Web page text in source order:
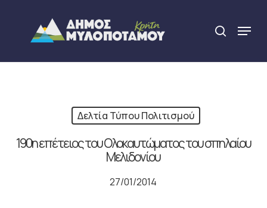
content
search
Menu
Δελτία Τύπου Πολιτισμού
190η επέτειος του Ολοκαυτώματος του σπηλαίου
Μελιδονίου
27/01/2014
Close